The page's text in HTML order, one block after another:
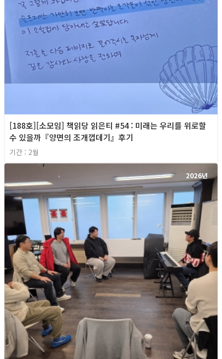
[188호][소모임] 책읽당 읽은티 #54 : 미래는 우리를 위로할
수 있을까『양면의 조개껍데기』후기
기간 : 2월
2026년